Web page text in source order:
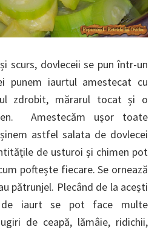
scurs, dovleceii se pun într-un
punem iaurtul amestecat cu
zdrobit, mărarul tocat și o
Amestecăm ușor toate
astfel salata de dovlecei
de usturoi și chimen pot
poftește fiecare. Se ornează
pătrunjel. Plecând de la acești
iaurt se pot face multe
de ceapă, lămâie, ridichii,